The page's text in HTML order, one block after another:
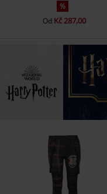
%
Od Kč 287,00